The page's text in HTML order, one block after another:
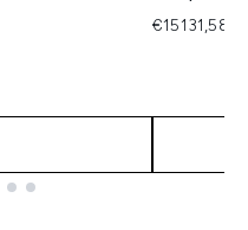
€15131,58